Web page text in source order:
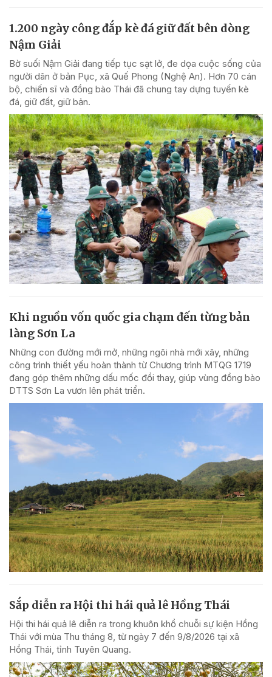
1.200 ngày công đắp kè đá giữ đất bên dòng
Nậm Giải
Bờ suối Nậm Giải đang tiếp tục sạt lở, đe dọa cuộc sống của
người dân ở bản Pục, xã Quế Phong (Nghệ An). Hơn 70 cán
bộ, chiến sĩ và đồng bào Thái đã chung tay dựng tuyến kè
đá, giữ đất, giữ bản.
Khi nguồn vốn quốc gia chạm đến từng bản
làng Sơn La
Những con đường mới mở, những ngôi nhà mới xây, những
công trình thiết yếu hoàn thành từ Chương trình MTQG 1719
đang góp thêm những dấu mốc đổi thay, giúp vùng đồng bào
DTTS Sơn La vươn lên phát triển.
Sắp diễn ra Hội thi hái quả lê Hồng Thái
Hội thi hái quả lê diễn ra trong khuôn khổ chuỗi sự kiện Hồng
Thái với mùa Thu tháng 8, từ ngày 7 đến 9/8/2026 tại xã
Hồng Thái, tỉnh Tuyên Quang.